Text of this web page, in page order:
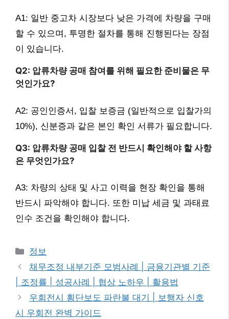
A1: 일반 중고차 시장보다 낮은 가격에 차량을 구매
할 수 있으며, 투명한 절차를 통해 진행된다는 장점
이 있습니다.
Q2: 압류차량 공매 참여를 위해 필요한 준비물은 무
엇인가요?
A2: 공인인증서, 입찰 보증금 (일반적으로 입찰가의
10%), 신분증과 같은 본인 확인 서류가 필요합니다.
Q3: 압류차량 공매 입찰 전 반드시 확인해야 할 사항
은 무엇인가요?
A3: 차량의 상태 및 사고 이력을 현장 확인을 통해
반드시 파악해야 합니다. 또한 미납 세금 및 과태료
인수 조건을 확인해야 합니다.
카
테
리
정보
채무조정 내부기준 모범사례 | 금융기관별 기준
| 조정률 | 성공사례 | 협상 노하우 | 활용법
우회전시 횡단보도 파란불 대기 | 보행자 신호
시 우회전 완벽 가이드